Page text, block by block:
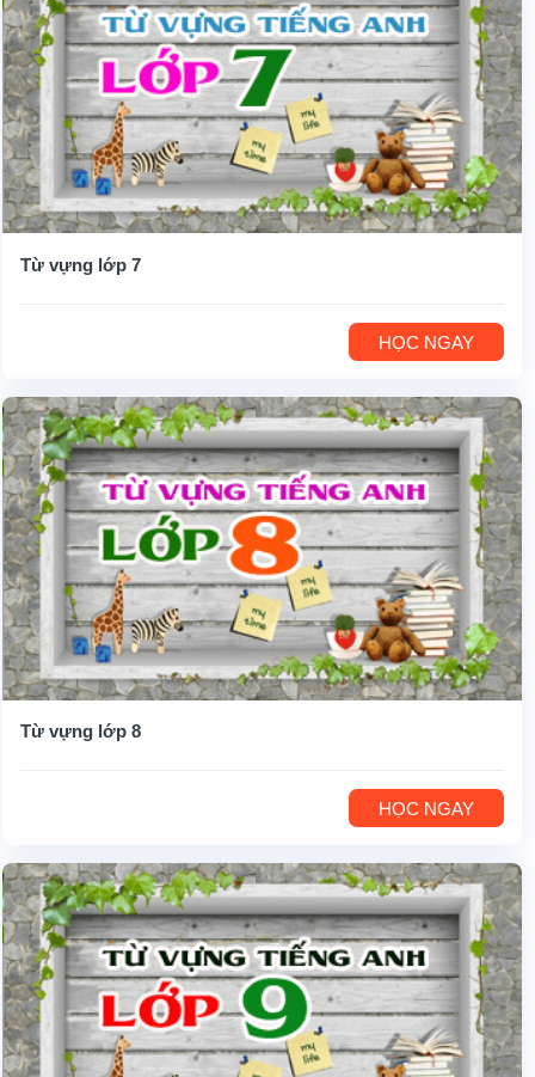
Từ vựng lớp 7
HỌC NGAY
Từ vựng lớp 8
HỌC NGAY